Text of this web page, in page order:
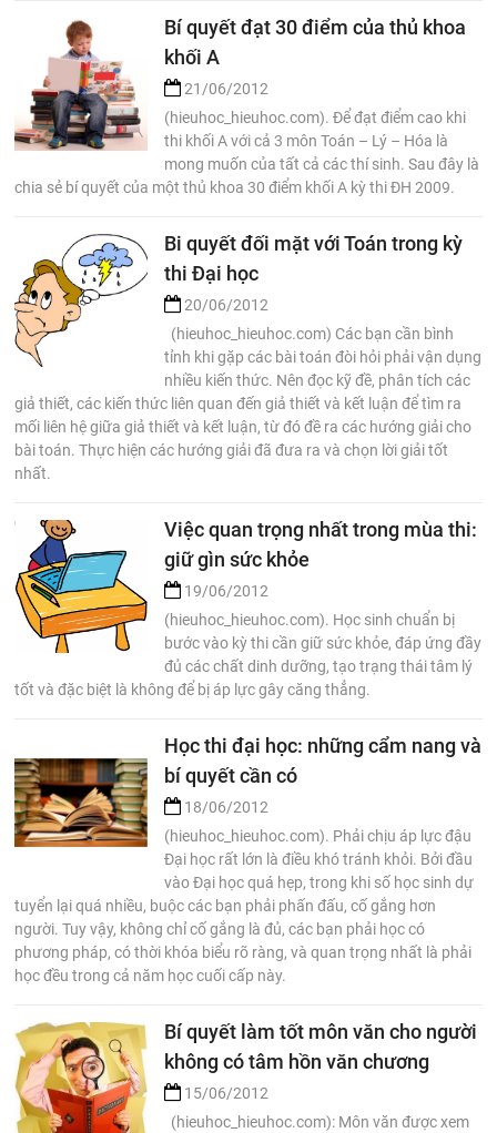
Bí quyết đạt 30 điểm của thủ khoa
khối A
21/06/2012
(hieuhoc_hieuhoc.com). Để đạt điểm cao khi
thi khối A với cả 3 môn Toán – Lý – Hóa là
mong muốn của tất cả các thí sinh. Sau đây là
chia sẻ bí quyết của một thủ khoa 30 điểm khối A kỳ thi ĐH 2009.
Bi quyết đối mặt với Toán trong kỳ
thi Đại học
20/06/2012
(hieuhoc_hieuhoc.com) Các bạn cần bình
tỉnh khi gặp các bài toán đòi hỏi phải vận dụng
nhiều kiến thức. Nên đọc kỹ đề, phân tích các
giả thiết, các kiến thức liên quan đến giả thiết và kết luận để tìm ra
mối liên hệ giữa giả thiết và kết luận, từ đó đề ra các hướng giải cho
bài toán. Thực hiện các hướng giải đã đưa ra và chọn lời giải tốt
nhất.
Việc quan trọng nhất trong mùa thi:
giữ gìn sức khỏe
19/06/2012
(hieuhoc_hieuhoc.com). Học sinh chuẩn bị
bước vào kỳ thi cần giữ sức khỏe, đáp ứng đầy
đủ các chất dinh dưỡng, tạo trạng thái tâm lý
tốt và đặc biệt là không để bị áp lực gây căng thẳng.
Học thi đại học: những cẩm nang và
bí quyết cần có
18/06/2012
(hieuhoc_hieuhoc.com). Phải chịu áp lực đậu
Đại học rất lớn là điều khó tránh khỏi. Bởi đầu
vào Đại học quá hẹp, trong khi số học sinh dự
tuyển lại quá nhiều, buộc các bạn phải phấn đấu, cố gắng hơn
người. Tuy vậy, không chỉ cố gắng là đủ, các bạn phải học có
phương pháp, có thời khóa biểu rõ ràng, và quan trọng nhất là phải
học đều trong cả năm học cuối cấp này.
Bí quyết làm tốt môn văn cho người
không có tâm hồn văn chương
15/06/2012
(hieuhoc_hieuhoc.com): Môn văn được xem